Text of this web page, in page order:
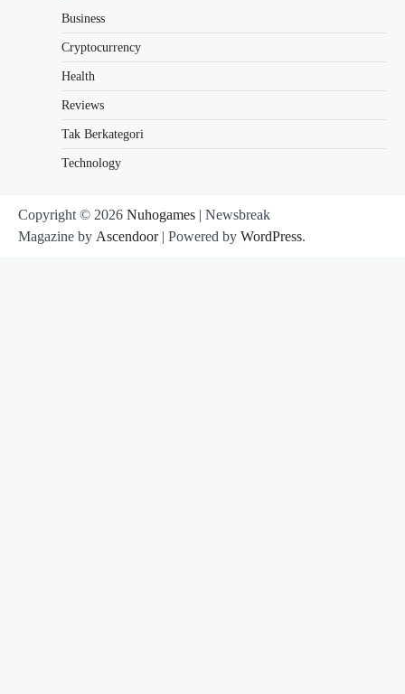
Business
Cryptocurrency
Health
Reviews
Tak Berkategori
Technology
Copyright © 2026 Nuhogames | Newsbreak
Magazine by Ascendoor| Powered by WordPress.